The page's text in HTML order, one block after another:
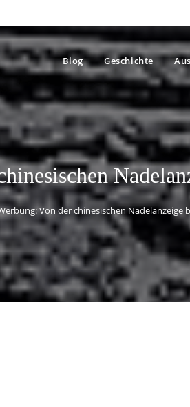
Blog Geschichte
Von der chinesischen Nadelanzeige